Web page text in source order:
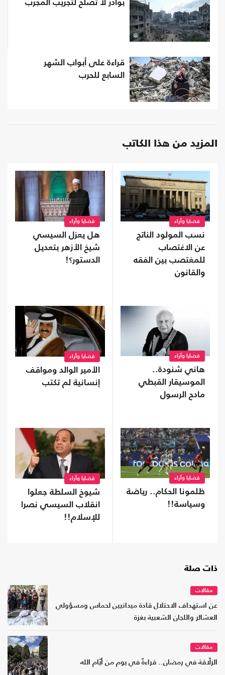
بوادر لا تَصلُح لتجريب المُجرب
قراءة على أبواب الشهر
السابع للحرب
المزيد من هذا الكاتب
قضايا وآراء
نسب المولود الناتج
عن الاغتصاب
للمغتصب بين الفقه
والقانون
قضايا وآراء
هل يعزل السيسي
شيخ الأزهر بتعديل
الدستور؟!
قضايا وآراء
هاني شنودة..
الموسيقار القبطي
مادح الرسول
قضايا وآراء
الأمير الوالد ومواقف
إنسانية لم تكتب
قضايا وآراء
ظلمونا الحكام.. رياضة
وسياسة!!
قضايا وآراء
شيوخ السلطة جعلوا
انقلاب السيسي نصرا
للإسلام!!
ذات صلة
مقالات
عن استهداف الاحتلال قادة ميدانيين لحماس ومسؤولي
العشائر واللجان الشعبية بغزة
مقالات
الزلّاقة في رمضان.. قراءةٌ في يوم من أيّام الله